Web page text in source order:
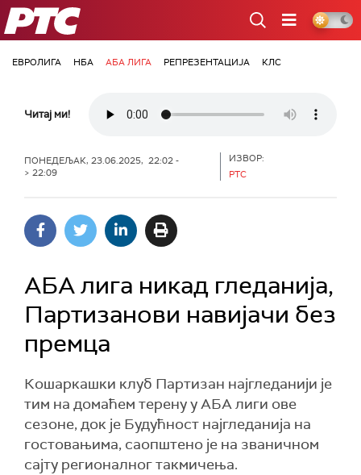
РТС
ЕВРОЛИГА НБА АБА ЛИГА РЕПРЕЗЕНТАЦИЈА КЛС
Читај ми!
ПОНЕДЕЉАК, 23.06.2025, 22:02 -
> 22:09
ИЗВОР:
РТС
АБА лига никад гледанија,
Партизанови навијачи без
премца
Кошаркашки клуб Партизан најгледанији је
тим на домаћем терену у АБА лиги ове
сезоне, док је Будућност најгледанија на
гостовањима, саопштено је на званичном
сајту регионалног такмичења.